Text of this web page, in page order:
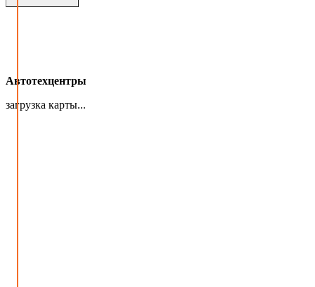
Автотехцентры
загрузка карты...